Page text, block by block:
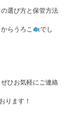
選び方と保管方法
らうろこ
でし
ひお気軽にご連絡
ります！